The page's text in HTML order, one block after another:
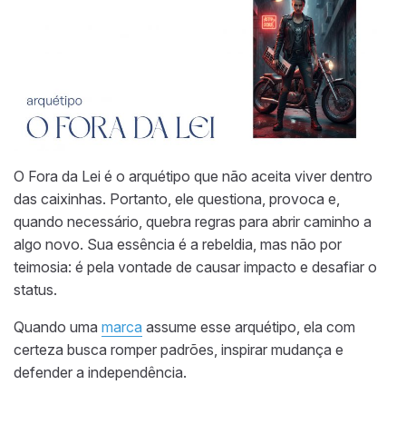
O Fora da Lei é o arquétipo que não aceita viver dentro
das caixinhas. Portanto, ele questiona, provoca e,
quando necessário, quebra regras para abrir caminho a
algo novo. Sua essência é a rebeldia, mas não por
teimosia: é pela vontade de causar impacto e desafiar o
status.
Quando uma marca assume esse arquétipo, ela com
certeza busca romper padrões, inspirar mudança e
defender a independência.